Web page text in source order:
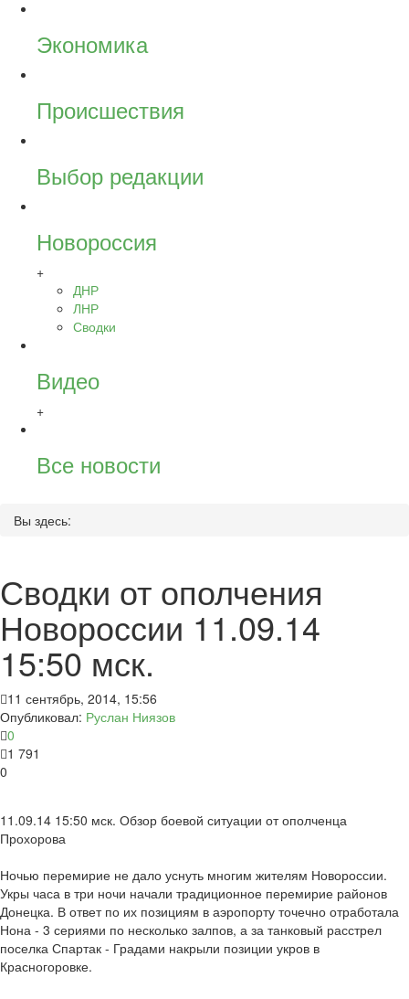
Экономика
Происшествия
Выбор редакции
Новороссия
+
ДНР
ЛНР
Сводки
Видео
+
Все новости
Вы здесь:
Сводки от ополчения
Новороссии 11.09.14
15:50 мск.
11 сентябрь, 2014, 15:56
Опубликовал: Руслан Ниязов
0
1 791
0
11.09.14 15:50 мск. Обзор боевой ситуации от ополченца
Прохорова
Ночью перемирие не дало уснуть многим жителям Новороссии.
Укры часа в три ночи начали традиционное перемирие районов
Донецка. В ответ по их позициям в аэропорту точечно отработала
Нона - 3 сериями по несколько залпов, а за танковый расстрел
поселка Спартак - Градами накрыли позиции укров в
Красногоровке.